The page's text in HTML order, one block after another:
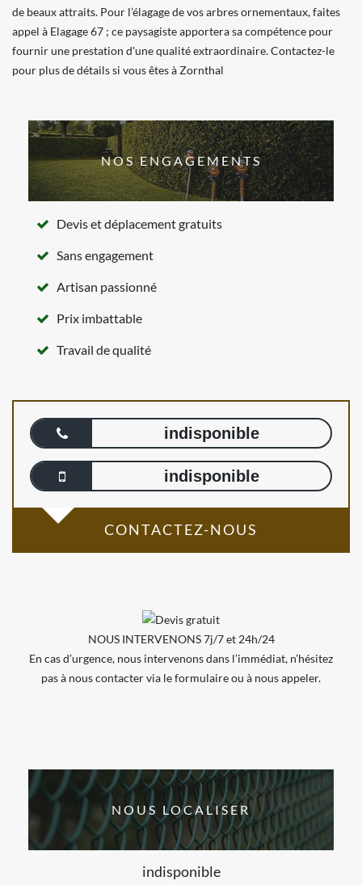
de beaux attraits. Pour l’élagage de vos arbres ornementaux, faites
appel à Elagage 67 ; ce paysagiste apportera sa compétence pour
fournir une prestation d'une qualité extraordinaire. Contactez-le
pour plus de détails si vous êtes à Zornthal
NOS ENGAGEMENTS
Devis et déplacement gratuits
Sans engagement
Artisan passionné
Prix imbattable
Travail de qualité
indisponible
indisponible
CONTACTEZ-NOUS
NOUS INTERVENONS 7j/7 et 24h/24
En cas d’urgence, nous intervenons dans l’immédiat, n’hésitez
pas à nous contacter via le formulaire ou à nous appeler.
NOUS LOCALISER
indisponible